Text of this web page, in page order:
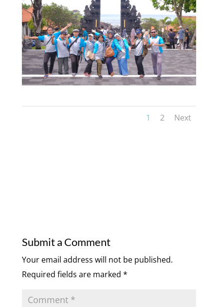
1 2 Next
Submit a Comment
Your email address will not be published.
Required fields are marked *